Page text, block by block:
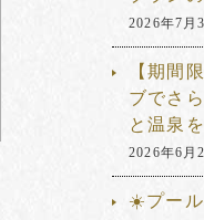
2026年7月
【期間
ブでさ
と温泉
2026年6月
☀️プール